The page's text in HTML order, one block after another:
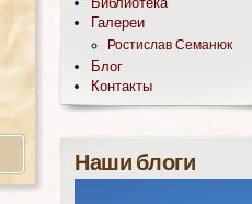
Галереи
Ростислав Семанюк
Блог
Контакты
Наши блоги